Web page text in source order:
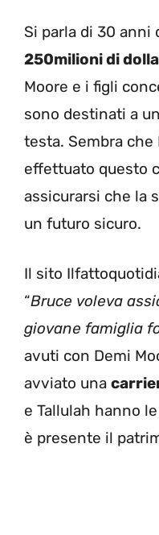
Si parla di 30 anni
250milioni di
Moore e i figli
sono destinati a
testa. Sembra che
effettuato questo
assicurarsi che la
un futuro sicuro.
Il sito
“Bruce voleva
giovane famiglia
avuti con Demi
avviato una
e Tallulah hanno
è presente il